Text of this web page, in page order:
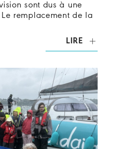
sont dus à une
remplacement de la
LIRE